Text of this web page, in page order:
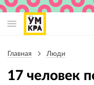
навигации
Главная Люди
17 человек